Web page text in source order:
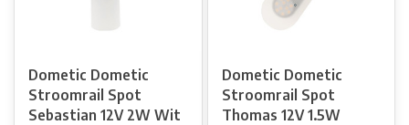
Dometic Dometic
Stroomrail Spot
Sebastian 12V 2W Wit
Dometic Dometic
Stroomrail Spot
Thomas 12V 1.5W